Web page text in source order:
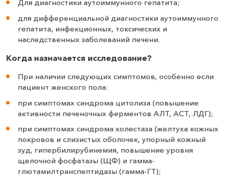
Для диагностики аутоиммунного гепатита;
для дифференциальной диагностики аутоиммунного
гепатита, инфекционных, токсических и
наследственных заболеваний печени.
Когда назначается исследование?
При наличии следующих симптомов, особенно если
пациент женского пола:
при симптомах синдрома цитолиза (повышение
активности печеночных ферментов АЛТ, АСТ, ЛДГ);
при симптомах синдрома холестаза (желтуха кожных
покровов и слизистых оболочек, упорный кожный
зуд, гипербилирубинемия, повышение уровня
щелочной фосфатазы (ЩФ) и гамма-
глютамилтранспептидазы (гамма-ГТ);